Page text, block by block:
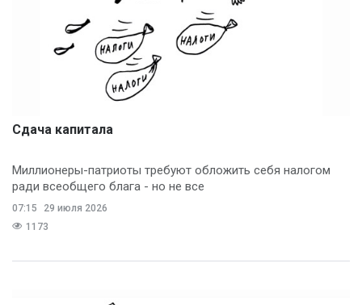
Сдача капитала
Миллионеры-патриоты требуют обложить себя налогом
ради всеобщего блага - но не все
07:15
29 июля 2026
1173